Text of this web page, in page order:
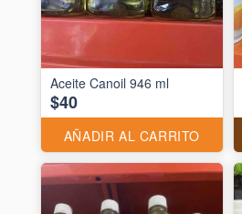
Aceite Canoil 946 ml
$40
AÑADIR AL CARRITO